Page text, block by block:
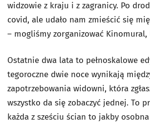
widzowie z kraju i z zagranicy. Po
covid, ale udało nam zmieścić się
– mogliśmy zorganizować Kinomural,
Ostatnie dwa lata to pełnoskalowe
tegoroczne dwie noce wynikają
zapotrzebowania widowni, która
wszystko da się zobaczyć jednej. To
każda z sześciu ścian to jakby